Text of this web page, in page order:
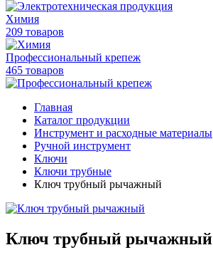
Химия
209 товаров
Профессиональный крепеж
465 товаров
Главная
Каталог продукции
Инструмент и расходные материалы
Ручной инструмент
Ключи
Ключи трубные
Ключ трубный рычажный
Ключ трубный рычажный